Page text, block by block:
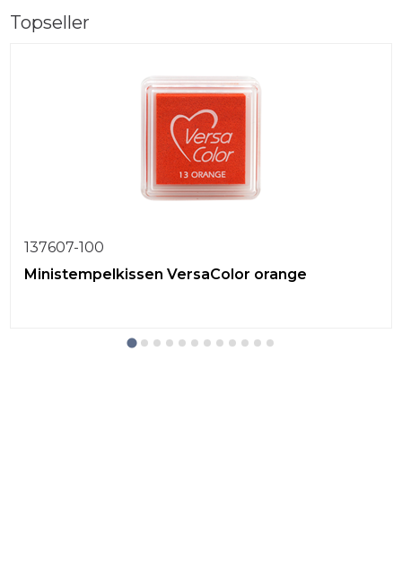
Topseller
137607-100
Ministempelkissen VersaColor orange